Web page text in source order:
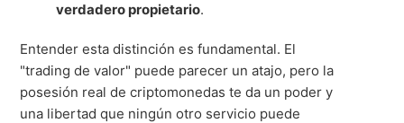
verdadero propietario.
Entender esta distinción es fundamental. El
"trading de valor" puede parecer un atajo, pero la
posesión real de criptomonedas te da un poder y
una libertad que ningún otro servicio puede